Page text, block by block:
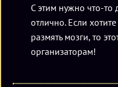
С этим нужно что-то
отлично. Если
размять мозги, то
организаторам!